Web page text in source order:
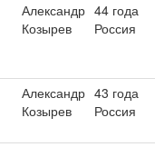
Александр
Козырев
44 года
Россия
Александр
Козырев
43 года
Россия